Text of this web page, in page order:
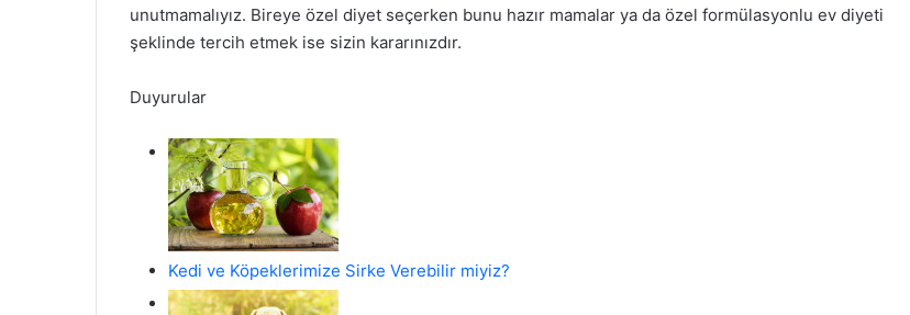
unutmamalıyız. Bireye özel diyet seçerken bunu hazır mamalar ya da özel formülasyonlu ev diyeti
şeklinde tercih etmek ise sizin kararınızdır.
Duyurular
Kedi ve Köpeklerimize Sirke Verebilir miyiz?